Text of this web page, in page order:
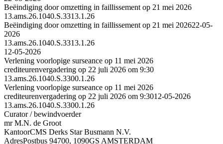
Beëindiging door omzetting in faillissement op 21 mei 2026
13.ams.26.1040.S.3313.1.26
Beëindiging door omzetting in faillissement op 21 mei 202622-05-
2026
13.ams.26.1040.S.3313.1.26
12-05-2026
Verlening voorlopige surseance op 11 mei 2026
crediteurenvergadering op 22 juli 2026 om 9:30
13.ams.26.1040.S.3300.1.26
Verlening voorlopige surseance op 11 mei 2026
crediteurenvergadering op 22 juli 2026 om 9:3012-05-2026
13.ams.26.1040.S.3300.1.26
Curator / bewindvoerder
mr M.N. de Groot
KantoorCMS Derks Star Busmann N.V.
AdresPostbus 94700, 1090GS AMSTERDAM